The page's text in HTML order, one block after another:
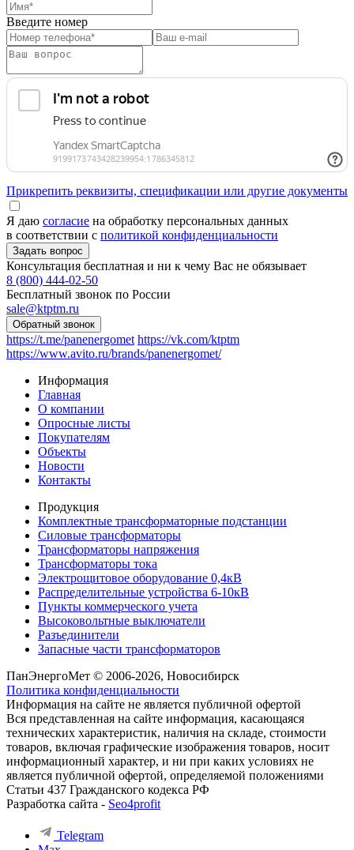
Введите номер
Прикрепить реквизиты, спецификации или другие документы
Я даю согласие на обработку персональных данных
в соответствии с политикой конфиденциальности
Консультация бесплатная и ни к чему Вас не обязывает
8 (800) 444-02-50
Бесплатный звонок по России
sale@ktptm.ru
https://t.me/panenergomet https://vk.com/ktptm
https://www.avito.ru/brands/panenergomet/
Информация
Главная
О компании
Опросные листы
Покупателям
Объекты
Новости
Контакты
Продукция
Комплектные трансформаторные подстанции
Силовые трансформаторы
Трансформаторы напряжения
Трансформаторы тока
Электрощитовое оборудование 0,4кВ
Распределительные устройства 6-10кВ
Пункты коммерческого учета
Высоковольтные выключатели
Разъединители
Запасные части трансформаторов
ПанЭнергоМет © 2006-2026, Новосибирск
Политика конфиденциальности
Информация на сайте не является публичной офертой
Вся представленная на сайте информация, касающаяся
технических характеристик, наличия на складе, стоимости
товаров, включая графические изображения товаров, носит
информационный характер, и ни при каких условиях не
является публичной офертой, определяемой положениями
Статьи 437 Гражданского кодекса РФ
Разработка сайта - Seo4profit
Telegram